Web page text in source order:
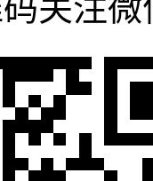
关注